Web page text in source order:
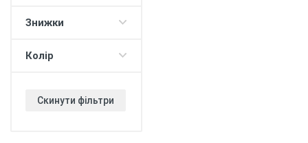
V2H - повербанк з
Знижки
Колір
Скинути фільтри